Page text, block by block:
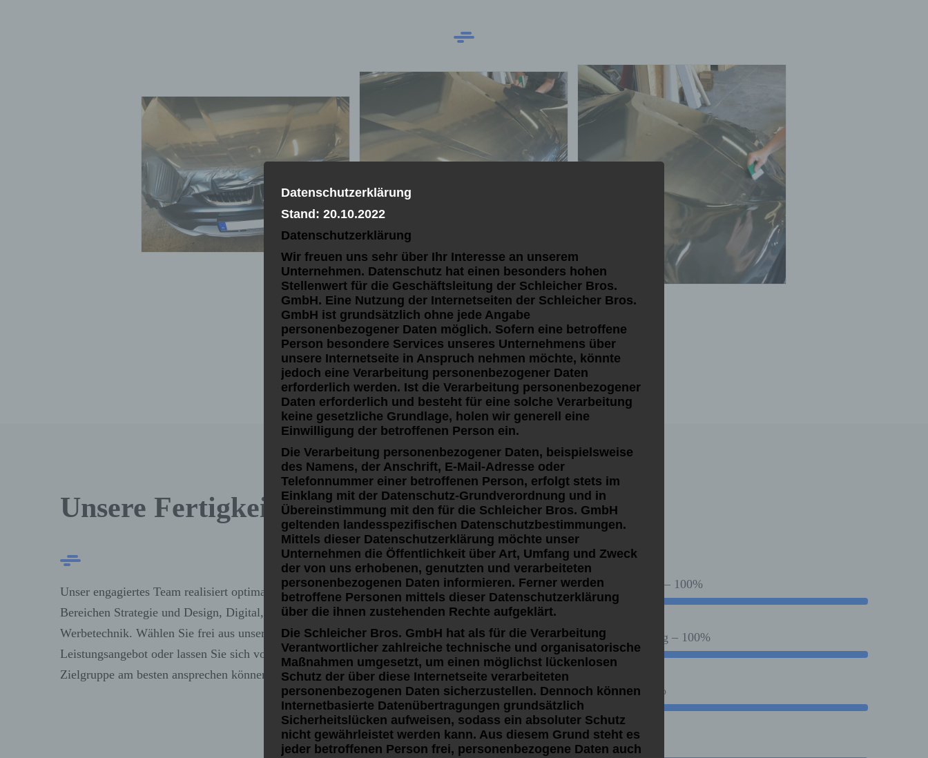
Unsere Fertigkeiten
Unser engagiertes Team realisiert optimal zugeschnittene Lösungen in den
Bereichen Strategie und Design, Digital, Print, Multimedia und
Werbetechnik. Wählen Sie frei aus unserem umfangreichen
Leistungsangebot oder lassen Sie sich von uns beraten, wie Sie Ihre
Zielgruppe am besten ansprechen können.
Werbetechnik Fahrzeugbeschriftung – 100%
Werbetechnik Schaufensterbeklebung – 100%
Werbetechnik Beschilderung – 100%
Print – 100%
Datenschutzerklärung
Stand: 20.10.2022
Datenschutzerklärung
Wir freuen uns sehr über Ihr Interesse an unserem
Unternehmen. Datenschutz hat einen besonders hohen
Stellenwert für die Geschäftsleitung der Schleicher Bros.
GmbH. Eine Nutzung der Internetseiten der Schleicher Bros.
GmbH ist grundsätzlich ohne jede Angabe
personenbezogener Daten möglich. Sofern eine betroffene
Person besondere Services unseres Unternehmens über
unsere Internetseite in Anspruch nehmen möchte, könnte
jedoch eine Verarbeitung personenbezogener Daten
erforderlich werden. Ist die Verarbeitung personenbezogener
Daten erforderlich und besteht für eine solche Verarbeitung
keine gesetzliche Grundlage, holen wir generell eine
Einwilligung der betroffenen Person ein.
Die Verarbeitung personenbezogener Daten, beispielsweise
des Namens, der Anschrift, E-Mail-Adresse oder
Telefonnummer einer betroffenen Person, erfolgt stets im
Einklang mit der Datenschutz-Grundverordnung und in
Übereinstimmung mit den für die Schleicher Bros. GmbH
geltenden landesspezifischen Datenschutzbestimmungen.
Mittels dieser Datenschutzerklärung möchte unser
Unternehmen die Öffentlichkeit über Art, Umfang und Zweck
der von uns erhobenen, genutzten und verarbeiteten
personenbezogenen Daten informieren. Ferner werden
betroffene Personen mittels dieser Datenschutzerklärung
über die ihnen zustehenden Rechte aufgeklärt.
Die Schleicher Bros. GmbH hat als für die Verarbeitung
Verantwortlicher zahlreiche technische und organisatorische
Maßnahmen umgesetzt, um einen möglichst lückenlosen
Schutz der über diese Internetseite verarbeiteten
personenbezogenen Daten sicherzustellen. Dennoch können
Internetbasierte Datenübertragungen grundsätzlich
Sicherheitslücken aufweisen, sodass ein absoluter Schutz
nicht gewährleistet werden kann. Aus diesem Grund steht es
jeder betroffenen Person frei, personenbezogene Daten auch